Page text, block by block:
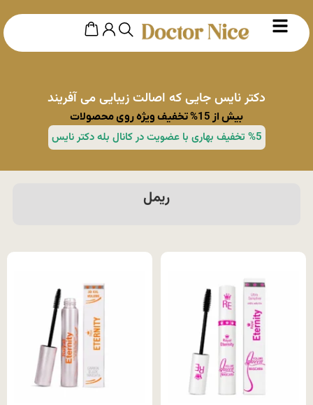
دکتر نایس جایی که اصالت زیبایی می آفریند
بیش از 15% تخفیف ویژه روی محصولات
%5 تخفیف بهاری با عضویت در کانال بله دکتر نایس
ریمل